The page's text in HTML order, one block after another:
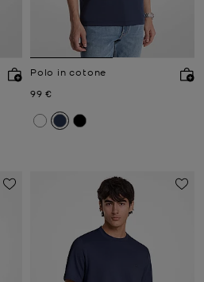
Polo in cotone
Prezzo attuale
99 €